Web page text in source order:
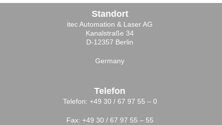
Standort
itec Automation & Laser AG
Kanalstraße 34
D-12357 Berlin
Germany
Telefon
Telefon: +49 30 / 67 97 55 – 0
Fax: +49 30 / 67 97 55 – 55